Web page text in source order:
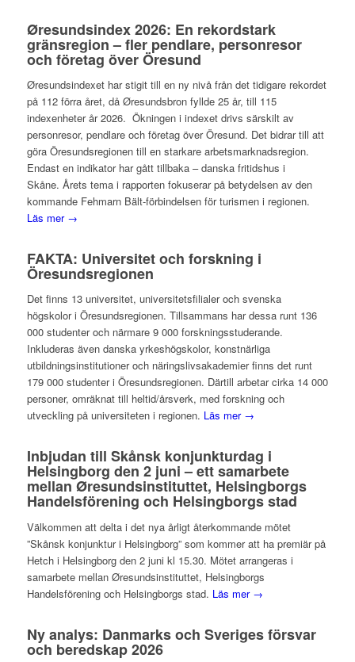
Øresundsindex 2026: En rekordstark
gränsregion – fler pendlare, personresor
och företag över Öresund
Øresundsindexet har stigit till en ny nivå från det tidigare rekordet
på 112 förra året, då Øresundsbron fyllde 25 år, till 115
indexenheter år 2026. Ökningen i indexet drivs särskilt av
personresor, pendlare och företag över Öresund. Det bidrar till att
göra Öresundsregionen till en starkare arbetsmarknadsregion.
Endast en indikator har gått tillbaka – danska fritidshus i
Skåne. Årets tema i rapporten fokuserar på betydelsen av den
kommande Fehmarn Bält-förbindelsen för turismen i regionen.
Läs mer →
FAKTA: Universitet och forskning i
Öresundsregionen
Det finns 13 universitet, universitetsfilialer och svenska
högskolor i Öresundsregionen. Tillsammans har dessa runt 136
000 studenter och närmare 9 000 forskningsstuderande.
Inkluderas även danska yrkeshögskolor, konstnärliga
utbildningsinstitutioner och näringslivsakademier finns det runt
179 000 studenter i Öresundsregionen. Därtill arbetar cirka 14 000
personer, omräknat till heltid/årsverk, med forskning och
utveckling på universiteten i regionen. Läs mer →
Inbjudan till Skånsk konjunkturdag i
Helsingborg den 2 juni – ett samarbete
mellan Øresundsinstituttet, Helsingborgs
Handelsförening och Helsingborgs stad
Välkommen att delta i det nya årligt återkommande mötet
”Skånsk konjunktur i Helsingborg” som kommer att ha premiär på
Hetch i Helsingborg den 2 juni kl 15.30. Mötet arrangeras i
samarbete mellan Øresundsinstituttet, Helsingborgs
Handelsförening och Helsingborgs stad. Läs mer →
Ny analys: Danmarks och Sveriges försvar
och beredskap 2026